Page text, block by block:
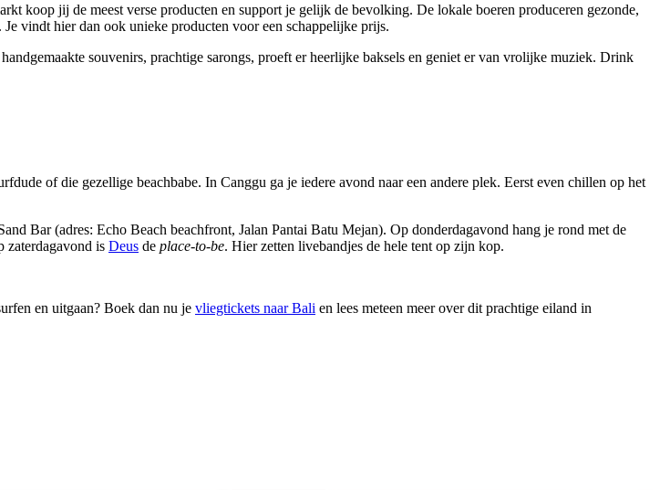
koop jij de meest verse producten en support je gelijk de bevolking. De lokale boeren produceren gezonde,
vindt hier dan ook unieke producten voor een schappelijke prijs.
handgemaakte souvenirs, prachtige sarongs, proeft er heerlijke baksels en geniet er van vrolijke muziek. Drink
of die gezellige beachbabe. In Canggu ga je iedere avond naar een andere plek. Eerst even chillen op het
Bar (adres: Echo Beach beachfront, Jalan Pantai Batu Mejan). Op donderdagavond hang je rond met de
zaterdagavond is Deus de place-to-be. Hier zetten livebandjes de hele tent op zijn kop.
en uitgaan? Boek dan nu je vliegtickets naar Bali en lees meteen meer over dit prachtige eiland in